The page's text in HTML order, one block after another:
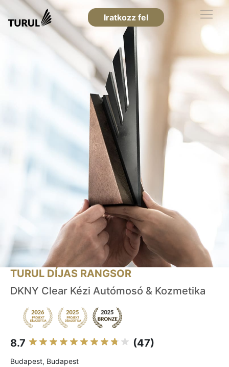
Iratkozz fel
TURUL DÍJAS RANGSOR
DKNY Clear Kézi Autómosó & Kozmetika
8.7 (47)
Budapest, Budapest